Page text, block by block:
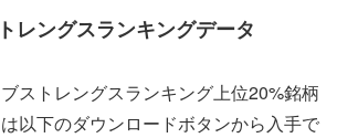
レングスランキングデータ
ストレングスランキング上位20%銘柄
以下のダウンロードボタンから入手で